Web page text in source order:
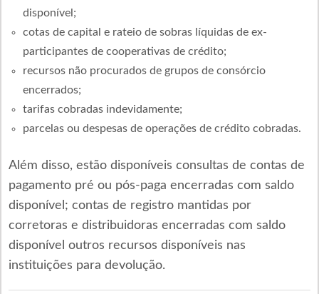
disponível;
cotas de capital e rateio de sobras líquidas de ex-
participantes de cooperativas de crédito;
recursos não procurados de grupos de consórcio
encerrados;
tarifas cobradas indevidamente;
parcelas ou despesas de operações de crédito cobradas.
Além disso, estão disponíveis consultas de contas de
pagamento pré ou pós-paga encerradas com saldo
disponível; contas de registro mantidas por
corretoras e distribuidoras encerradas com saldo
disponível outros recursos disponíveis nas
instituições para devolução.